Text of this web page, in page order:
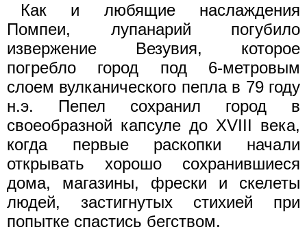
Как и любящие наслаждения
Помпеи, лупанарий погубило
извержение Везувия, которое
погребло город под 6-метровым
слоем вулканического пепла в 79 году
н.э. Пепел сохранил город в
своеобразной капсуле до XVIII века,
когда первые раскопки начали
открывать хорошо сохранившиеся
дома, магазины, фрески и скелеты
людей, застигнутых стихией при
попытке спастись бегством.